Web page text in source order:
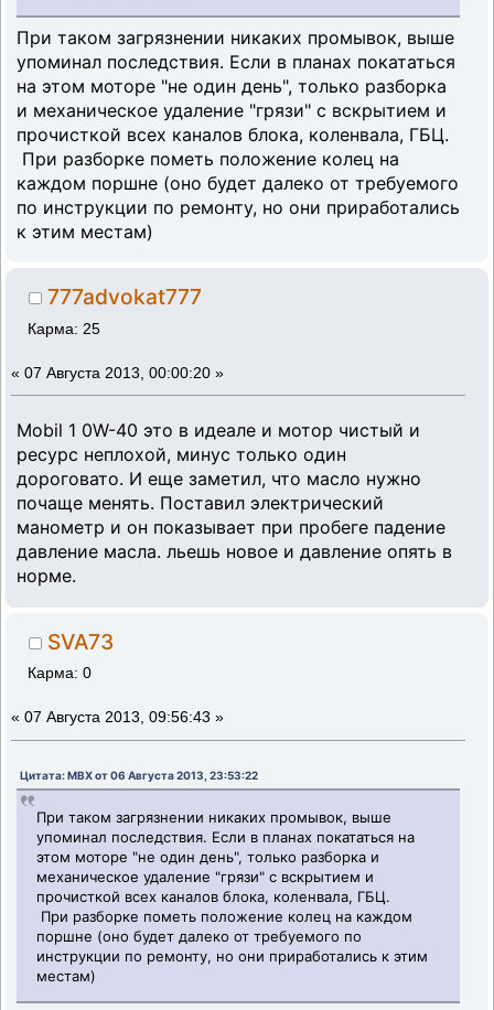
При таком загрязнении никаких промывок, выше
упоминал последствия. Если в планах покататься
на этом моторе "не один день", только разборка
и механическое удаление "грязи" с вскрытием и
прочисткой всех каналов блока, коленвала, ГБЦ.
При разборке пометь положение колец на
каждом поршне (оно будет далеко от требуемого
по инструкции по ремонту, но они приработались
к этим местам)
777advokat777
Карма: 25
« 07 Августа 2013, 00:00:20 »
Mobil 1 0W-40 это в идеале и мотор чистый и
ресурс неплохой, минус только один
дороговато. И еще заметил, что масло нужно
почаще менять. Поставил электрический
манометр и он показывает при пробеге падение
давление масла. льешь новое и давление опять в
норме.
SVA73
Карма: 0
« 07 Августа 2013, 09:56:43 »
Цитата: MBX от 06 Августа 2013, 23:53:22
При таком загрязнении никаких промывок, выше
упоминал последствия. Если в планах покататься на
этом моторе "не один день", только разборка и
механическое удаление "грязи" с вскрытием и
прочисткой всех каналов блока, коленвала, ГБЦ.
При разборке пометь положение колец на каждом
поршне (оно будет далеко от требуемого по
инструкции по ремонту, но они приработались к этим
местам)